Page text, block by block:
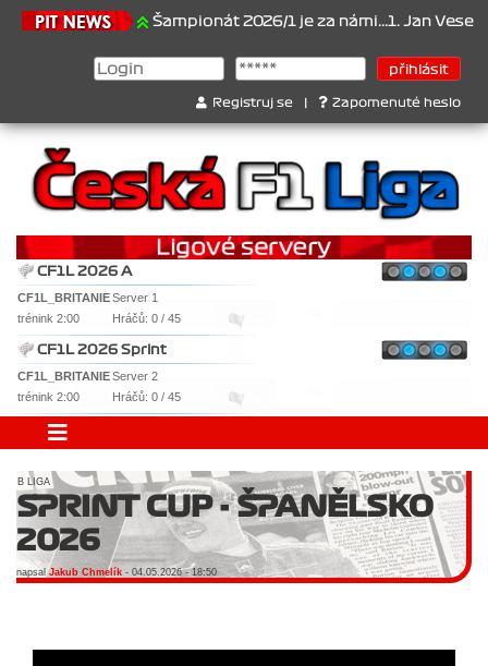
Šampionát 2026/1 je za námi...1. Jan Veselý , 2. Jan
Registruj se Zapomenuté heslo
CF1L 2026 A
CF1L_BRITANIEServer 1
trénink 2:00
Hráčů: 0 / 45
CF1L 2026 Sprint
CF1L_BRITANIEServer 2
trénink 2:00
Hráčů: 0 / 45
B LIGA
SPRINT CUP - ŠPANĚLSKO
2026
napsalJakub Chmelík - 04.05.2026 - 18:50